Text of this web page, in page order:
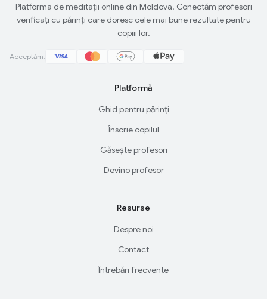
Platforma de meditații online din Moldova. Conectăm profesori
verificați cu părinți care doresc cele mai bune rezultate pentru
copiii lor.
Acceptăm:
Platformă
Ghid pentru părinți
Înscrie copilul
Găsește profesori
Devino profesor
Resurse
Despre noi
Contact
Întrebări frecvente